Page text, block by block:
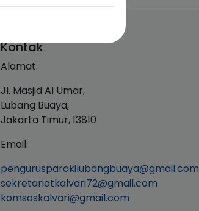
Kontak
Alamat:
Jl. Masjid Al Umar,
Lubang Buaya,
Jakarta Timur, 13810
Email:
pengurusparokilubangbuaya@gmail.com
sekretariatkalvari72@gmail.com
komsoskalvari@gmail.com